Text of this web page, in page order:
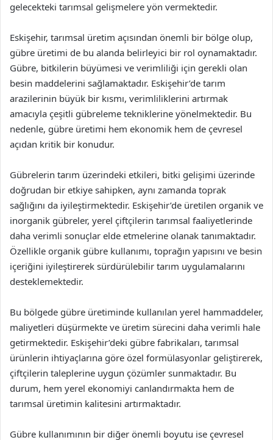
gelecekteki tarımsal gelişmelere yön vermektedir.
Eskişehir, tarımsal üretim açısından önemli bir bölge olup,
gübre üretimi de bu alanda belirleyici bir rol oynamaktadır.
Gübre, bitkilerin büyümesi ve verimliliği için gerekli olan
besin maddelerini sağlamaktadır. Eskişehir’de tarım
arazilerinin büyük bir kısmı, verimliliklerini artırmak
amacıyla çeşitli gübreleme tekniklerine yönelmektedir. Bu
nedenle, gübre üretimi hem ekonomik hem de çevresel
açıdan kritik bir konudur.
Gübrelerin tarım üzerindeki etkileri, bitki gelişimi üzerinde
doğrudan bir etkiye sahipken, aynı zamanda toprak
sağlığını da iyileştirmektedir. Eskişehir’de üretilen organik ve
inorganik gübreler, yerel çiftçilerin tarımsal faaliyetlerinde
daha verimli sonuçlar elde etmelerine olanak tanımaktadır.
Özellikle organik gübre kullanımı, toprağın yapısını ve besin
içeriğini iyileştirerek sürdürülebilir tarım uygulamalarını
desteklemektedir.
Bu bölgede gübre üretiminde kullanılan yerel hammaddeler,
maliyetleri düşürmekte ve üretim sürecini daha verimli hale
getirmektedir. Eskişehir’deki gübre fabrikaları, tarımsal
ürünlerin ihtiyaçlarına göre özel formülasyonlar geliştirerek,
çiftçilerin taleplerine uygun çözümler sunmaktadır. Bu
durum, hem yerel ekonomiyi canlandırmakta hem de
tarımsal üretimin kalitesini artırmaktadır.
Gübre kullanımının bir diğer önemli boyutu ise çevresel